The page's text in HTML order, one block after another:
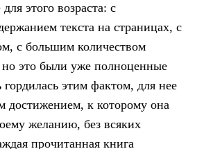
этого возраста: с
текста на страницах, с
с большим количеством
это были уже полноценные
этим фактом, для нее
достижением, к которому она
желанию, без всяких
прочитанная книга